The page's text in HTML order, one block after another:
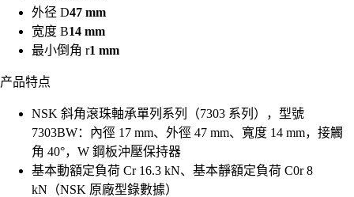
外径 D47 mm
宽度 B14 mm
最小倒角 r1 mm
产品特点
NSK 斜角滾珠軸承單列系列（7303 系列），型號
7303BW：內徑 17 mm、外徑 47 mm、寬度 14 mm，接觸
角 40°，W 鋼板沖壓保持器
基本動額定負荷 Cr 16.3 kN、基本靜額定負荷 C0r 8
kN（NSK 原廠型錄數據）